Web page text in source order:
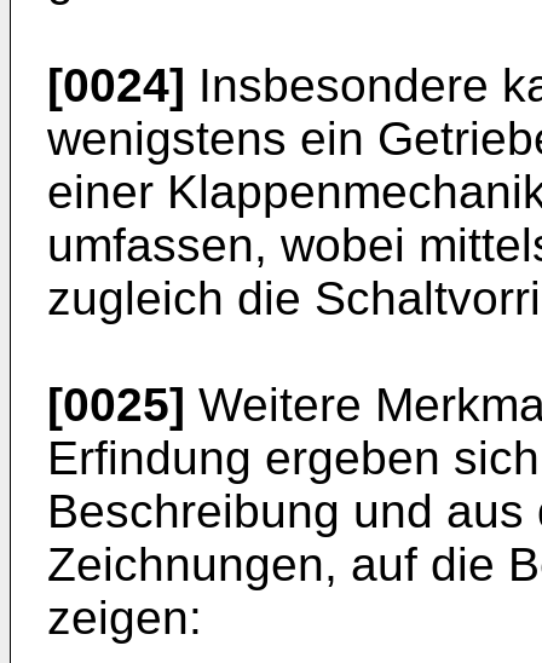
[0024] Insbesondere
wenigstens ein
einer
umfassen, wobei
zugleich die
[0025] Weitere
Erfindung ergeben
Beschreibung und
Zeichnungen, auf die
zeigen: